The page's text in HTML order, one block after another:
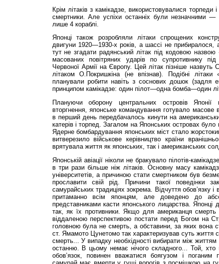
Крім літаків з камікадзе, використовувалися
смертники. Але успіхи останніх були незначними —
лише 4 кораблі.
Японці також розробляли літаки спрощених
двигуни 1920—1930-х років, а шассі не прибиралося,
тут не згадати радянський літак під кодовою назвою
масованих повітряних ударів по супротивнику
Червоної Армії на Європу. Цей літак пізніше
літаком О.Покришкіна (не впізнав). Подібні літаки
планували робити навіть з соснових дошок (задля
принципом камікадзе: один пілот—одна бомба—один
Плануючи оборону центральних островів Японії
вторгнення, японське командування готувало масове
в перший день передбачалось кинути на
катерів і торпед. Загалом на Японських островах було
Ядерне бомбардування японських міст стало
витверезило військове керівництво країни
врятувала життя як японських, так і американських
Японській авіації ніколи не бракувало пілотів-
в три рази більше ніж літаків. Основну масу
університетів, а причиною стати смертником був
прославити свій рід. Причини такої поведінки
самурайських традиціях зокрема. Відчуття обов’язку і
притаманно всім японцям, але доведено до
представниками касти японського лицарства. Японці
так, як їх противники. Якщо для американця
віддаленою перспективою постати перед Богом на
головною була не смерть, а обставини, за яких вона
ст. Ямамото Цунетомо так характеризував суть
смерть... У випадку необхідності вибирати між
останню. В цьому немає нічого складного... Той,
обов’язок, повинен вважатися боягузом і поганим